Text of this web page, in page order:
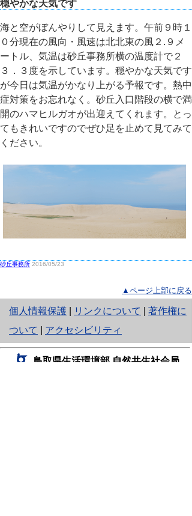
穏やかな天気です
海と空がぼんやりして見えます。午前９時１
０分現在の風向・風速は北北東の風２.９メ
ートル、気温は砂丘事務所横の温度計で２
３．３度を示しています。穏やかな天気です
が今日は気温がかなり上がる予報です。熱中
症対策をお忘れなく。砂丘入口階段の横で満
開のハマヒルガオが出迎えてくれます。とっ
てもきれいですのでぜひ足を止めて見てみて
ください。
砂丘事務所 2016/05/23
▲ページ上部に戻る
個人情報保護
と
り
ネ
リンクについて
著作権に
ついて
アクセシビリティ
鳥取県生活環境部 自然共生社会局